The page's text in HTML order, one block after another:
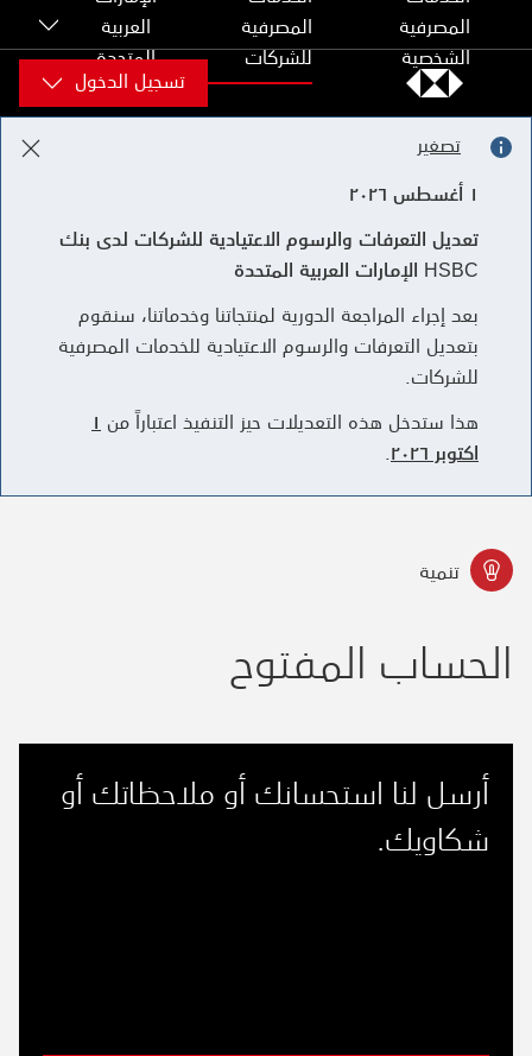
Skip to content
المصرفية
الشخصية
المصرفية
للشركات
العربية
المتحدة
تسجيل الدخول
تصغير
١ أغسطس ٢٠٢٦
تعديل التعرفات والرسوم الاعتيادية للشركات لدى بنك
HSBC الإمارات العربية المتحدة
بعد إجراء المراجعة الدورية لمنتجاتنا وخدماتنا، سنقوم
بتعديل التعرفات والرسوم الاعتيادية للخدمات المصرفية
للشركات.
هذا ستدخل هذه التعديلات حيز التنفيذ اعتباراً من ١
اكتوبر ٢٠٢٦
.
تنمية
الحساب المفتوح
أرسل لنا استحسانك أو ملاحظاتك أو
شكاويك.